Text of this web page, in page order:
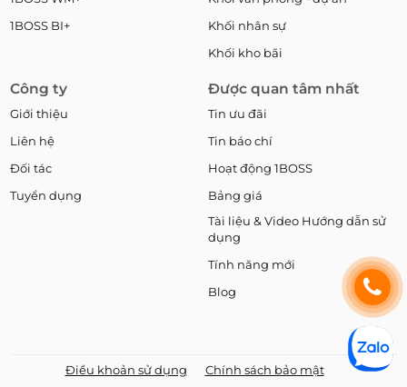
1BOSS BI+
Khối nhân sự
Khối kho bãi
Công ty
Giới thiệu
Liên hệ
Đối tác
Tuyển dụng
Được quan tâm nhất
Tin ưu đãi
Tin báo chí
Hoạt động 1BOSS
Bảng giá
Tài liệu & Video Hướng dẫn sử
dụng
Tính năng mới
Blog
Điều khoản sử dụng
Chính sách bảo mật